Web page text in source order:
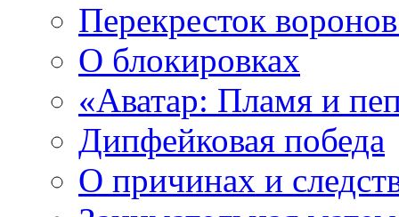
Перекресток
О блокировках
«Аватар: Пламя и
Дипфейковая победа
О причинах и